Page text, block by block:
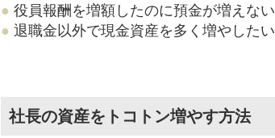
● 役員報酬を増額したのに預金が増えない
● 退職金以外で現金資産を多く増やしたい
社長の資産をトコトン増やす方法